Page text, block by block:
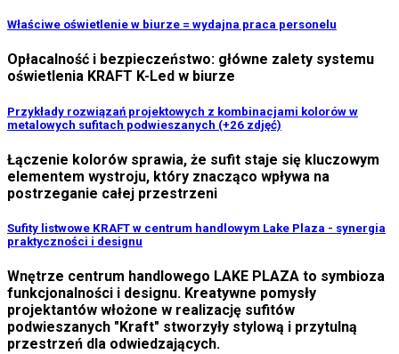
Właściwe oświetlenie w biurze = wydajna praca personelu
Opłacalność i bezpieczeństwo: główne zalety systemu
oświetlenia KRAFT K-Led w biurze
Przykłady rozwiązań projektowych z kombinacjami kolorów w
metalowych sufitach podwieszanych (+26 zdjęć)
Łączenie kolorów sprawia, że sufit staje się kluczowym
elementem wystroju, który znacząco wpływa na
postrzeganie całej przestrzeni
Sufity listwowe KRAFT w centrum handlowym Lake Plaza - synergia
praktyczności i designu
Wnętrze centrum handlowego LAKE PLAZA to symbioza
funkcjonalności i designu. Kreatywne pomysły
projektantów włożone w realizację sufitów
podwieszanych "Kraft" stworzyły stylową i przytulną
przestrzeń dla odwiedzających.